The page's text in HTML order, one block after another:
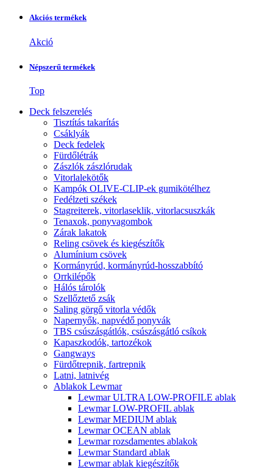
Akciós termékek
Akció
Népszerű termékek
Top
Deck felszerelés
Tisztítás takarítás
Csáklyák
Deck fedelek
Fürdőlétrák
Zászlók zászlórudak
Vitorlalekötők
Kampók OLIVE-CLIP-ek gumikötélhez
Fedélzeti székek
Stagreiterek, vitorlaseklik, vitorlacsuszkák
Tenaxok, ponyvagombok
Zárak lakatok
Reling csövek és kiegészítők
Alumínium csövek
Kormányrúd, kormányrúd-hosszabbító
Orrkilépők
Hálós tárolók
Szellőztető zsák
Saling görgő vitorla védők
Napernyők, napvédő ponyvák
TBS csúszásgátlók, csúszásgátló csíkok
Kapaszkodók, tartozékok
Gangways
Fürdőtrepnik, fartrepnik
Latni, latnivég
Ablakok Lewmar
Lewmar ULTRA LOW-PROFILE ablak
Lewmar LOW-PROFIL ablak
Lewmar MEDIUM ablak
Lewmar OCEAN ablak
Lewmar rozsdamentes ablakok
Lewmar Standard ablak
Lewmar ablak kiegészítők